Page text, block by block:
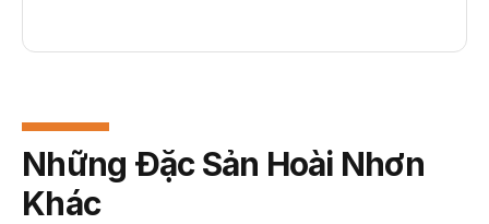
Những Đặc Sản Hoài Nhơn
Khác